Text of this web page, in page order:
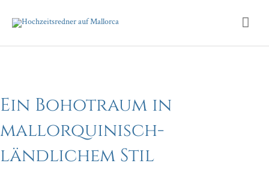
Inhalt
Ein Bohotraum in
mallorquinisch-
ländlichem Stil